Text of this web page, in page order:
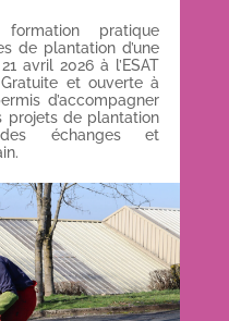
pratique
de plantation d’une
avril 2026 à l’ESAT
et ouverte à
d’accompagner
projets de plantation
échanges et